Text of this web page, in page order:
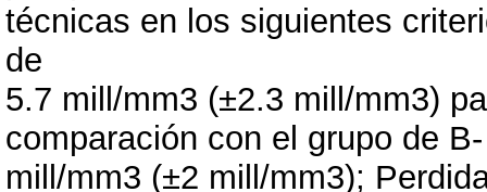
técnicas en los siguientes
de
5.7 mill/mm3 (±2.3 mill/mm3)
comparación con el grupo de
mill/mm3 (±2 mill/mm3);